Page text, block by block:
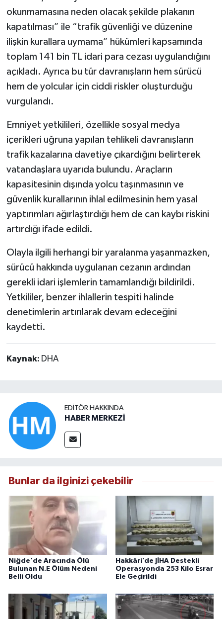
okunmamasına neden olacak şekilde plakanın
kapatılması” ile “trafik güvenliği ve düzenine
ilişkin kurallara uymama” hükümleri kapsamında
toplam 141 bin TL idari para cezası uygulandığını
açıkladı. Ayrıca bu tür davranışların hem sürücü
hem de yolcular için ciddi riskler oluşturduğu
vurgulandı.
Emniyet yetkilileri, özellikle sosyal medya
içerikleri uğruna yapılan tehlikeli davranışların
trafik kazalarına davetiye çıkardığını belirterek
vatandaşlara uyarıda bulundu. Araçların
kapasitesinin dışında yolcu taşınmasının ve
güvenlik kurallarının ihlal edilmesinin hem yasal
yaptırımları ağırlaştırdığı hem de can kaybı riskini
artırdığı ifade edildi.
Olayla ilgili herhangi bir yaralanma yaşanmazken,
sürücü hakkında uygulanan cezanın ardından
gerekli idari işlemlerin tamamlandığı bildirildi.
Yetkililer, benzer ihlallerin tespiti halinde
denetimlerin artırılarak devam edeceğini
kaydetti.
Kaynak: DHA
EDITÖR HAKKINDA
HABER MERKEZİ
Bunlar da ilginizi çekebilir
Niğde'de Aracında Ölü
Bulunan N.E Ölüm Nedeni
Belli Oldu
Hakkâri’de JİHA Destekli
Operasyonda 253 Kilo Esrar
Ele Geçirildi